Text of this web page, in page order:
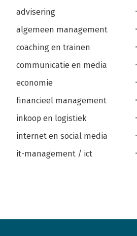
advisering
algemeen management
coaching en trainen
communicatie en media
economie
financieel management
inkoop en logistiek
internet en social media
it-management / ict